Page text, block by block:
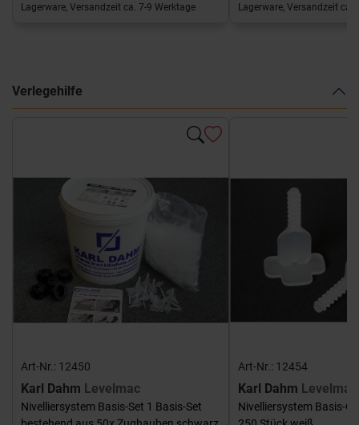
Lagerware, Versandzeit ca. 7-9 Werktage Lagerware, Versandzeit ca.
Verlegehilfe
Art-Nr.: 12450
Karl Dahm Levelmac
Nivelliersystem Basis-Set 1 Basis-Set
Art-Nr.: 12454
Karl Dahm Levelmac
Nivelliersystem Basis-